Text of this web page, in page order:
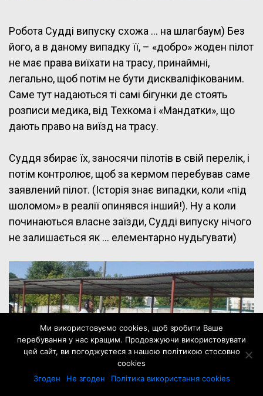
Робота Судді випуску схожа … на шлагбаум) Без
його, а в даному випадку її, – «добро» жоден пілот
не має права виїхати на трасу, принаймні,
легально, щоб потім не бути дискваліфікованим.
Саме тут надаються ті самі бігунки де стоять
розписи медика, від Техкома і «Мандатки», що
дають право на виїзд на трасу.
Суддя збирає їх, заносячи пілотів в свій перелік, і
потім контролює, щоб за кермом перебував саме
заявлений пілот. (Історія знає випадки, коли «під
шоломом» в реалії опинявся інший!). Ну а коли
починаються власне заїзди, Судді випуску нічого
не залишається як … елементарно нудьгувати)
Ми використовуємо cookies, щоб зробити Ваше
перебування у нас кращим. Продовжуючи використовувати
цей сайт, ви погоджуєтеся з нашою політикою стосовно
cookies
Згоден
Не згоден Політика використання cookies